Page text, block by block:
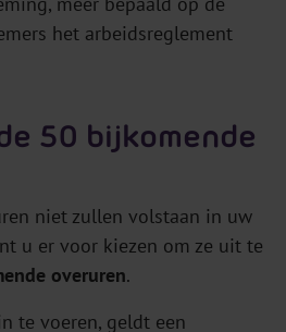
het arbeidsreglement
50 bijkomende
niet zullen volstaan in uw
u er voor kiezen om ze uit te
overuren.
te voeren, geldt een